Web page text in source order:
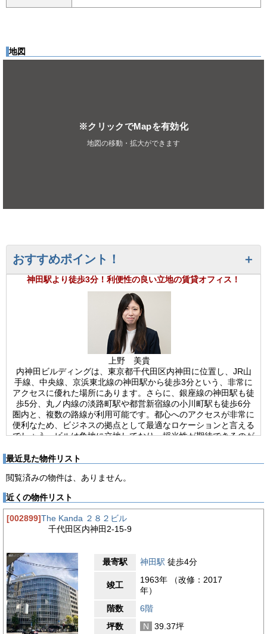
地図
※クリックでMapを有効化
地図の移動・拡大ができます
おすすめポイント！
神田駅より徒歩3分！利便性の良い立地の賃貸オフィス！
上野 美貴
内神田ビルディングは、東京都千代田区内神田に位置し、JR山
手線、中央線、京浜東北線の神田駅から徒歩3分という、非常に
アクセスに優れた場所にあります。さらに、銀座線の神田駅も徒
歩5分、丸ノ内線の淡路町駅や都営新宿線の小川町駅も徒歩6分
圏内と、複数の路線が利用可能です。都心へのアクセスが非常に
便利なため、ビジネスの拠点として最適なロケーションと言える
でしょう。ビルは角地に立地しており、採光性が期待できるのが
きる環境が整っています。2018年には外壁改修済みで、建物全
メンテナンスが行き届いており、古さを感じさせません。建物は
で利用できるため、プライベートな空間を確保できます。室内は
個別空調、室外男女別トイレ、天井高2,500mm、LED照明が完
備されており、快適なオフィス環境を提供しています。エレベー
ターは9人乗りが1基あり、光ケーブルも利用可能です。24時間
すので、安心して利用できます。神田駅周辺は、飲食店が多く、
ランチや仕事終わりの食事にも困りません。また、コンビニエン
スストアや銀行なども近くにあり、日々の業務に必要なものがす
ぐに揃う便利な環境です。
【周辺ガイド】
内神田ビルディングが位置する千代田区内神田エリアは、ビジネ
スパーソンにとって非常に魅力的な場所です。都心にありながら
最近見た物件リスト
閲覧済みの物件は、ありません。
近くの物件リスト
[002899]The Kanda ２８２ビル
千代田区内神田2-15-9
最寄駅 神田駅 徒歩4分
竣工
1963年 （改修：2017
年）
階数
6階
坪数
N 39.37坪